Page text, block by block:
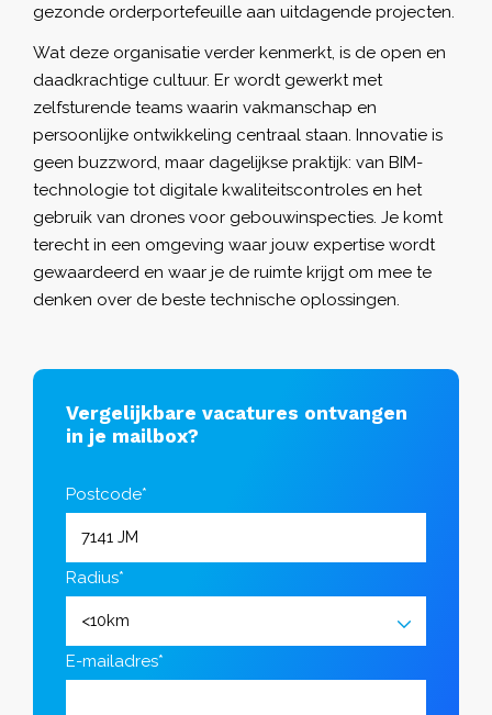
gezonde orderportefeuille aan uitdagende projecten.
Wat deze organisatie verder kenmerkt, is de open en
daadkrachtige cultuur. Er wordt gewerkt met
zelfsturende teams waarin vakmanschap en
persoonlijke ontwikkeling centraal staan. Innovatie is
geen buzzword, maar dagelijkse praktijk: van BIM-
technologie tot digitale kwaliteitscontroles en het
gebruik van drones voor gebouwinspecties. Je komt
terecht in een omgeving waar jouw expertise wordt
gewaardeerd en waar je de ruimte krijgt om mee te
denken over de beste technische oplossingen.
Vergelijkbare vacatures ontvangen
in je mailbox?
Postcode*
Radius*
E-mailadres*